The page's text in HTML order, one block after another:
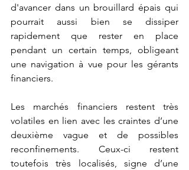
d'avancer dans un brouillard épais qui
pourrait aussi bien se dissiper
rapidement que rester en place
pendant un certain temps, obligeant
une navigation à vue pour les gérants
financiers.
Les marchés financiers restent très
volatiles en lien avec les craintes d’une
deuxième vague et de possibles
reconfinements. Ceux-ci restent
toutefois très localisés, signe d’une